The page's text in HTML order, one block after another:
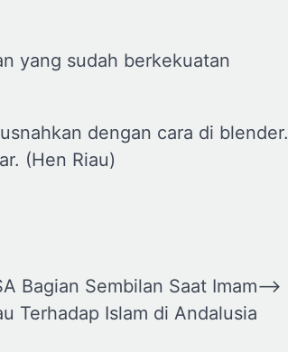
yang sudah berkekuatan
dengan cara di blender.
(Hen Riau)
Bagian Sembilan Saat Imam
Terhadap Islam di Andalusia
⟶